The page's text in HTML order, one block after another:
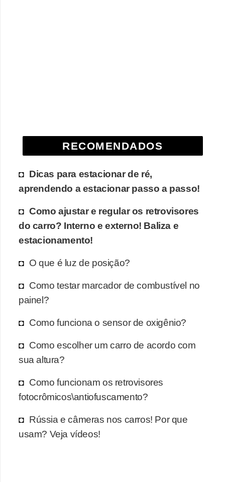
RECOMENDADOS
Dicas para estacionar de ré,
aprendendo a estacionar passo a passo!
Como ajustar e regular os retrovisores
do carro? Interno e externo! Baliza e
estacionamento!
O que é luz de posição?
Como testar marcador de combustível no
painel?
Como funciona o sensor de oxigênio?
Como escolher um carro de acordo com
sua altura?
Como funcionam os retrovisores
fotocrômicos\antiofuscamento?
Rússia e câmeras nos carros! Por que
usam? Veja vídeos!